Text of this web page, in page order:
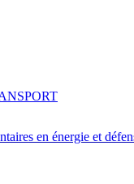
en énergie et